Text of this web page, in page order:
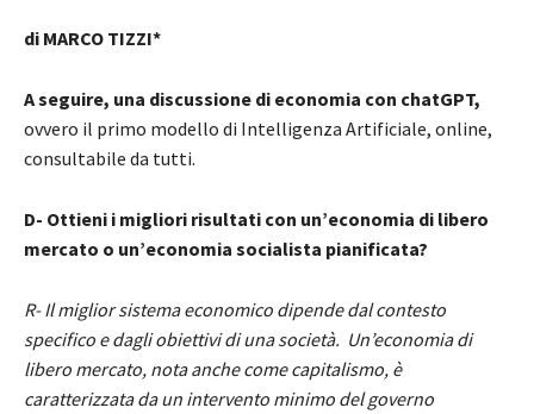
di MARCO TIZZI*
A seguire, una discussione di economia con chatGPT,
ovvero il primo modello di Intelligenza Artificiale, online,
consultabile da tutti.
D- Ottieni i migliori risultati con un’economia di libero
mercato o un’economia socialista pianificata?
R- Il miglior sistema economico dipende dal contesto
specifico e dagli obiettivi di una società. Un’economia di
libero mercato, nota anche come capitalismo, è
caratterizzata da un intervento minimo del governo